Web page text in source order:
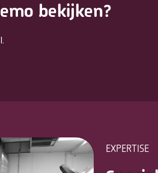
bekijken?
EXPERTISE